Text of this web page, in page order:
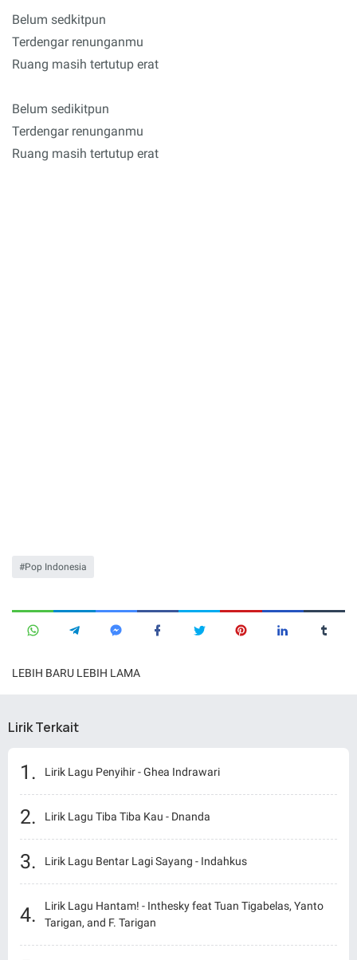
Belum sedkitpun
Terdengar renunganmu
Ruang masih tertutup erat
Belum sedikitpun
Terdengar renunganmu
Ruang masih tertutup erat
Pop Indonesia
LEBIH BARU LEBIH LAMA
Lirik Terkait
Lirik Lagu Penyihir - Ghea Indrawari
Lirik Lagu Tiba Tiba Kau - Dnanda
Lirik Lagu Bentar Lagi Sayang - Indahkus
Lirik Lagu Hantam! - Inthesky feat Tuan Tigabelas, Yanto
Tarigan, and F. Tarigan